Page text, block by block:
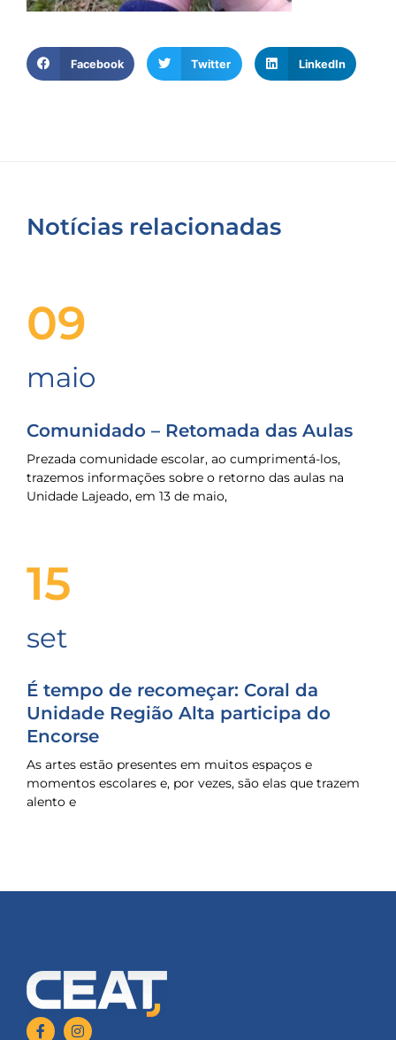
Facebook Twitter LinkedIn
Notícias relacionadas
09
maio
Comunidado – Retomada das Aulas
Prezada comunidade escolar, ao cumprimentá-los,
trazemos informações sobre o retorno das aulas na
Unidade Lajeado, em 13 de maio,
15
set
É tempo de recomeçar: Coral da
Unidade Região Alta participa do
Encorse
As artes estão presentes em muitos espaços e
momentos escolares e, por vezes, são elas que trazem
alento e